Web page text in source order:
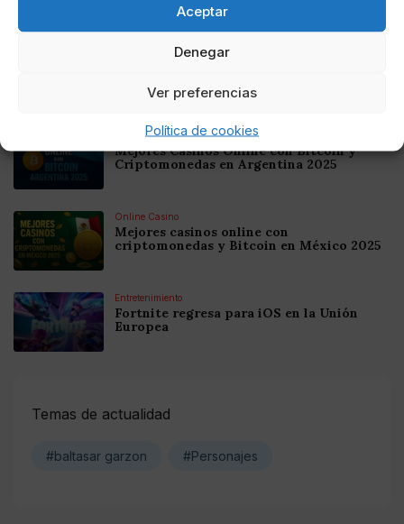
Aceptar
Denegar
Ver preferencias
Política de cookies
Noticias relacionadas
Online Casino
Online Casino
Mejores Casinos Online con Bitcoin y
Criptomonedas en Argentina 2025
Online Casino
Mejores casinos online con
criptomonedas y Bitcoin en México 2025
Entretenimiento
Fortnite regresa para iOS en la Unión
Europea
Temas de actualidad
#baltasar garzon #Personajes